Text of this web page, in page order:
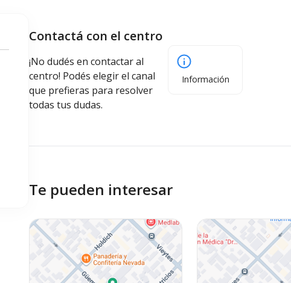
Contactá con el centro
¡No dudés en contactar al
centro! Podés elegir el canal
que prefieras para resolver
todas tus dudas.
Información
Te pueden interesar